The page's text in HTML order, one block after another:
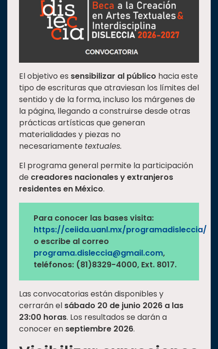
El objetivo es sensibilizar al público hacia este
tipo de escrituras que atraviesan los límites del
sentido y de la forma, incluso los márgenes de
la página, llegando a construirse desde otras
prácticas artísticas que generan
materialidades y piezas no
necesariamente textuales.
El programa general permite la participación
de creadores nacionales y extranjeros
residentes en México.
Para conocer las bases visita:
https://ceiida.uanl.mx/programadisleccia/
o escribe al correo
programa.disleccia@gmail.com,
teléfonos: (81)8329-4000, Ext. 8017.
Las convocatorias están disponibles y
cerrarán el sábado 20 de junio 2026 a las
23:00 horas. Los resultados se darán a
conocer en septiembre 2026.